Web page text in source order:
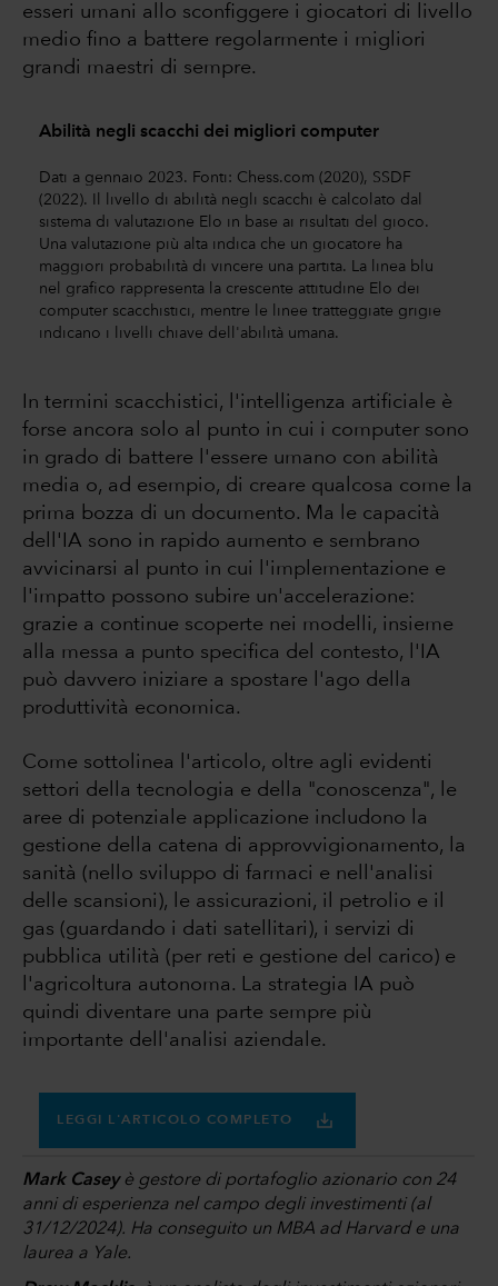
esseri umani allo sconfiggere i giocatori di livello
medio fino a battere regolarmente i migliori
grandi maestri di sempre.
Abilità negli scacchi dei migliori computer
Dati a gennaio 2023. Fonti: Chess.com (2020), SSDF
(2022). Il livello di abilità negli scacchi è calcolato dal
sistema di valutazione Elo in base ai risultati del gioco.
Una valutazione più alta indica che un giocatore ha
maggiori probabilità di vincere una partita. La linea blu
nel grafico rappresenta la crescente attitudine Elo dei
computer scacchistici, mentre le linee tratteggiate grigie
indicano i livelli chiave dell'abilità umana.
In termini scacchistici, l'intelligenza artificiale è
forse ancora solo al punto in cui i computer sono
in grado di battere l'essere umano con abilità
media o, ad esempio, di creare qualcosa come la
prima bozza di un documento. Ma le capacità
dell'IA sono in rapido aumento e sembrano
avvicinarsi al punto in cui l'implementazione e
l'impatto possono subire un'accelerazione:
grazie a continue scoperte nei modelli, insieme
alla messa a punto specifica del contesto, l'IA
può davvero iniziare a spostare l'ago della
produttività economica.
Come sottolinea l'articolo, oltre agli evidenti
settori della tecnologia e della "conoscenza", le
aree di potenziale applicazione includono la
gestione della catena di approvvigionamento, la
sanità (nello sviluppo di farmaci e nell'analisi
delle scansioni), le assicurazioni, il petrolio e il
gas (guardando i dati satellitari), i servizi di
pubblica utilità (per reti e gestione del carico) e
l'agricoltura autonoma. La strategia IA può
quindi diventare una parte sempre più
importante dell'analisi aziendale.
LEGGI L'ARTICOLO COMPLETO
Mark Caseyè gestore di portafoglio azionario con 24
anni di esperienza nel campo degli investimenti (al
31/12/2024). Ha conseguito un MBA ad Harvard e una
laurea a Yale.